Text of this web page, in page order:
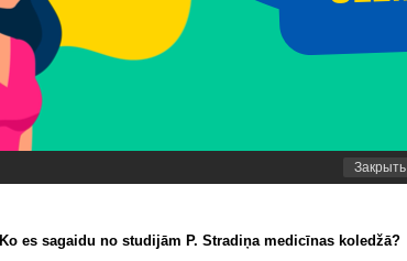
Закрыть
Ko es sagaidu no studijām P. Stradiņa medicīnas koledžā?